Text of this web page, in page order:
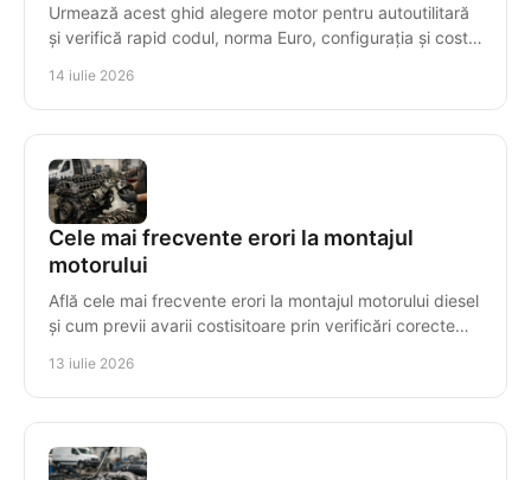
Urmează acest ghid alegere motor pentru autoutilitară
și verifică rapid codul, norma Euro, configurația și costul
14 iulie 2026
Cele mai frecvente erori la montajul
motorului
Află cele mai frecvente erori la montajul motorului diesel
și cum previi avarii costisitoare prin verificări corecte
13 iulie 2026